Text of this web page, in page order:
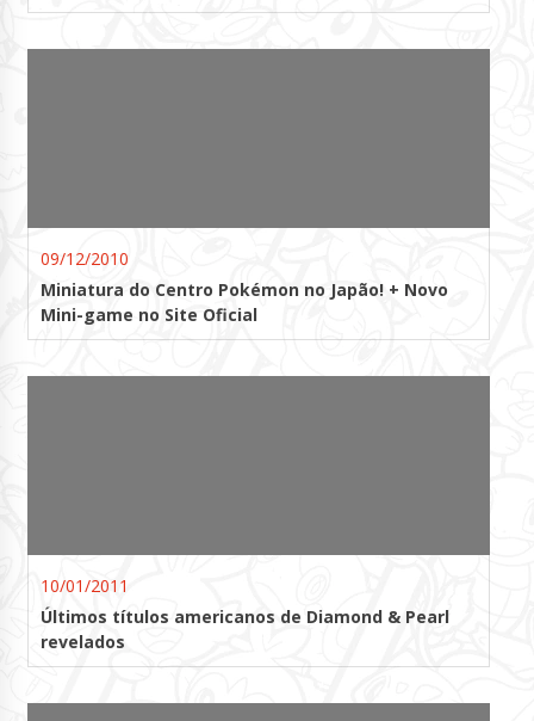
09/12/2010
Miniatura do Centro Pokémon no Japão! + Novo
Mini-game no Site Oficial
10/01/2011
Últimos títulos americanos de Diamond & Pearl
revelados